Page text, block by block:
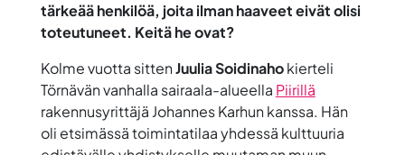
tärkeää henkilöä, joita ilman haaveet eivät olisi
toteutuneet. Keitä he ovat?
Kolme vuotta sittenJuulia Soidinahokierteli
Törnävän vanhalla sairaala-alueella Piirillä
rakennusyrittäjä Johannes Karhun kanssa. Hän
oli etsimässä toimintatilaa yhdessä kulttuuria